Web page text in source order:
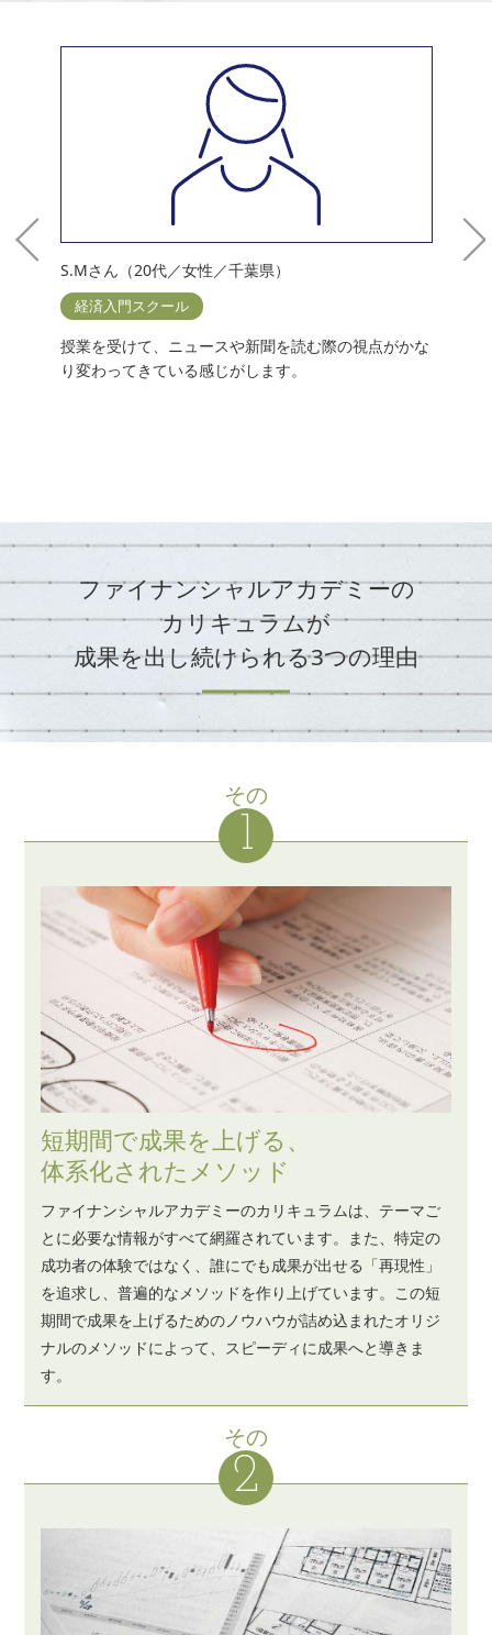
S.Mさん（20代／女性／千葉県）
経済入門スクール
授業を受けて、ニュースや新聞を読む際の視点がかな
り変わってきている感じがします。
ファイナンシャルアカデミーの
カリキュラムが
成果を出し続けられる3つの理由
その
短期間で成果を上げる、
体系化されたメソッド
ファイナンシャルアカデミーのカリキュラムは、テーマご
とに必要な情報がすべて網羅されています。また、特定の
成功者の体験ではなく、誰にでも成果が出せる「再現性」
を追求し、普遍的なメソッドを作り上げています。この短
期間で成果を上げるためのノウハウが詰め込まれたオリジ
ナルのメソッドによって、スピーディに成果へと導きま
す。
その